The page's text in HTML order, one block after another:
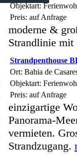
Objektart:
Preis: auf Anfrage
moderne &
Strandlinie
Strandpenthouse
Ort: Bahia de
Objektart:
Preis: auf Anfrage
einzigartige
Panorama-
vermieten.
Strandzugang.